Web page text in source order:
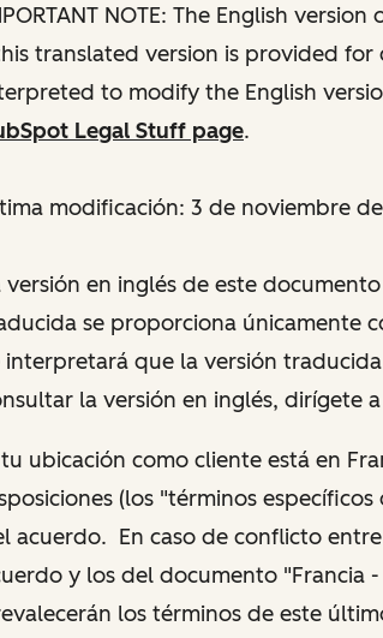
NOTE: The English
translated version is provided
to modify the English
Legal Stuff page.
modificación: 3 de noviembre
versión en inglés de este
se proporciona únicamente
interpretará que la versión
la versión en inglés, dirígete
ubicación como cliente está en
(los "términos
acuerdo. En caso de conflicto
y los del documento "Francia
los términos de este